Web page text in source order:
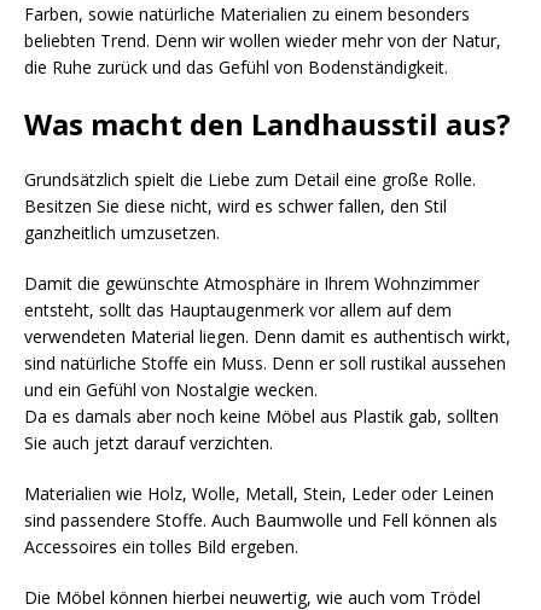
Farben, sowie natürliche Materialien zu einem besonders
beliebten Trend. Denn wir wollen wieder mehr von der Natur,
die Ruhe zurück und das Gefühl von Bodenständigkeit.
Was macht den Landhausstil aus?
Grundsätzlich spielt die Liebe zum Detail eine große Rolle.
Besitzen Sie diese nicht, wird es schwer fallen, den Stil
ganzheitlich umzusetzen.
Damit die gewünschte Atmosphäre in Ihrem Wohnzimmer
entsteht, sollt das Hauptaugenmerk vor allem auf dem
verwendeten Material liegen. Denn damit es authentisch wirkt,
sind natürliche Stoffe ein Muss. Denn er soll rustikal aussehen
und ein Gefühl von Nostalgie wecken.
Da es damals aber noch keine Möbel aus Plastik gab, sollten
Sie auch jetzt darauf verzichten.
Materialien wie Holz, Wolle, Metall, Stein, Leder oder Leinen
sind passendere Stoffe. Auch Baumwolle und Fell können als
Accessoires ein tolles Bild ergeben.
Die Möbel können hierbei neuwertig, wie auch vom Trödel